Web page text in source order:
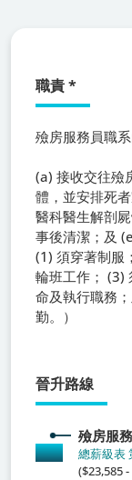
職責*
殮房服務員職系
(a) 接收交往殮
體，並安排死
醫科醫生解剖
事後清潔；及
(1) 須穿著制服
輪班工作； (3)
命及執行職務
勤。）
晉升路線
殮房服
總薪級表
($23,585